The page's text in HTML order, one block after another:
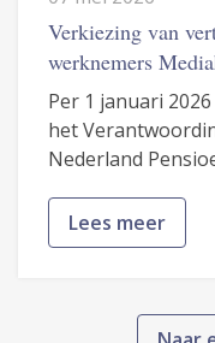
Verkiezing van
werknemers
Per 1 januari
het
Nederland
Lees meer